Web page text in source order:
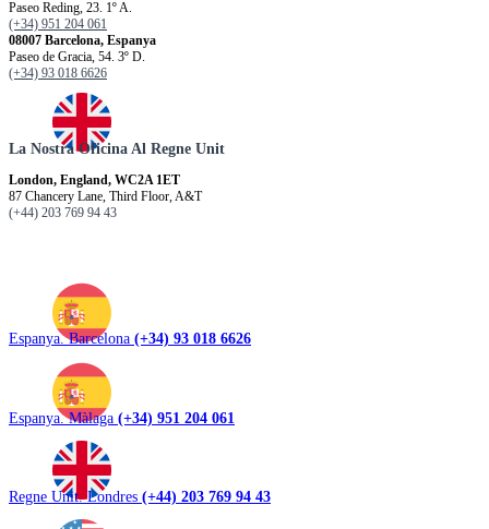
Paseo Reding, 23. 1º A.
(+34) 951 204 061
08007 Barcelona, Espanya
Paseo de Gracia, 54. 3º D.
(+34) 93 018 6626
La Nostra Oficina Al Regne Unit
London, England, WC2A 1ET
87 Chancery Lane, Third Floor, A&T
(+44) 203 769 94 43
Espanya. Barcelona (+34) 93 018 6626
Espanya. Màlaga (+34) 951 204 061
Regne Unit. Londres (+44) 203 769 94 43